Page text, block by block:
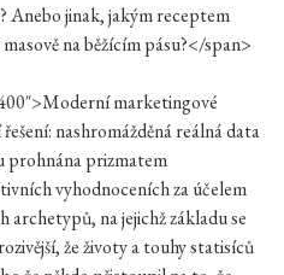
Anebo jinak, jakým receptem
na běžícím pásu?</span>
marketingové
nashromážděná reálná data
prohnána prizmatem
vyhodnoceních za účelem
na jejichž základu se
že životy a touhy statisíců